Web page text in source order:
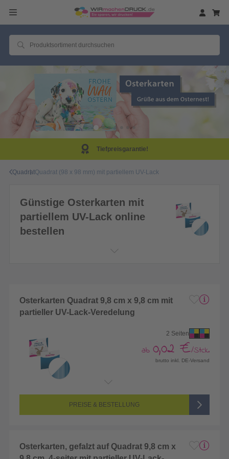
Tiefpreisgarantie!
QuadratQuadrat (98 x 98 mm) mit partiellem UV-Lack
Günstige Osterkarten mit
partiellem UV-Lack online
bestellen
Osterkarten Quadrat 9,8 cm x 9,8 cm mit
partieller UV-Lack-Veredelung
2 Seiten
ab 0,02 €/Stck.
brutto inkl. DE-Versand
Seitenanzahl: 2-seitig (Vorderseite und Rückseite bedruckt)
4/4-farbig CMYK (vollfarbig bedruckt)
PREISE & BESTELLUNG
Osterkarten, gefalzt auf Quadrat 9,8 cm x